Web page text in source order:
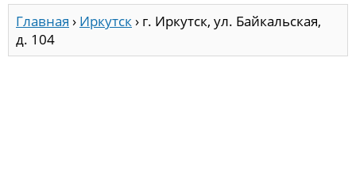
Главная › Иркутск› г. Иркутск, ул. Байкальская,
д. 104